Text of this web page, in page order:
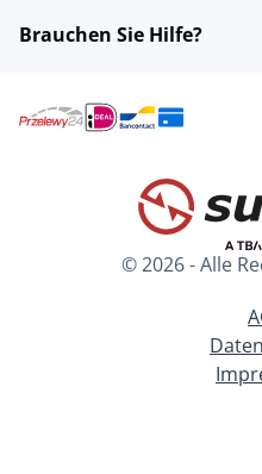
Brauchen Sie Hilfe?
© 2026 - Alle